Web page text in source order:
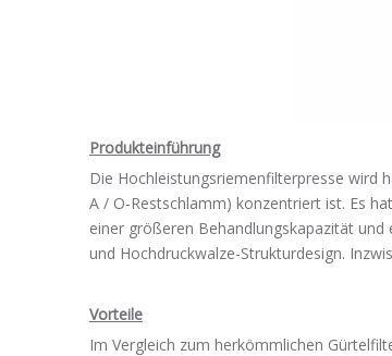
Produkteinführung
Die Hochleistungsriemenfilterpresse wird
A / O-Restschlamm) konzentriert ist. Es
einer größeren Behandlungskapazität
und Hochdruckwalze-Strukturdesign.
Vorteile
Im Vergleich zum herkömmlichen